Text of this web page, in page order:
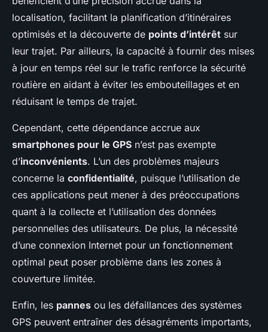
localisation, facilitant la planification d’itinéraires
optimisés et la découverte de points d’intérêt sur
leur trajet. Par ailleurs, la capacité à fournir des mises
à jour en temps réel sur le trafic renforce la sécurité
routière en aidant à éviter les embouteillages et en
réduisant le temps de trajet.
Cependant, cette dépendance accrue aux
smartphones pour le GPS n’est pas exempte
d’inconvénients. L’un des problèmes majeurs
concerne la confidentialité, puisque l’utilisation de
ces applications peut mener à des préoccupations
quant à la collecte et l’utilisation des données
personnelles des utilisateurs. De plus, la nécessité
d’une connexion Internet pour un fonctionnement
optimal peut poser problème dans les zones à
couverture limitée.
Enfin, les pannes ou les défaillances des systèmes
GPS peuvent entraîner des désagréments importants,